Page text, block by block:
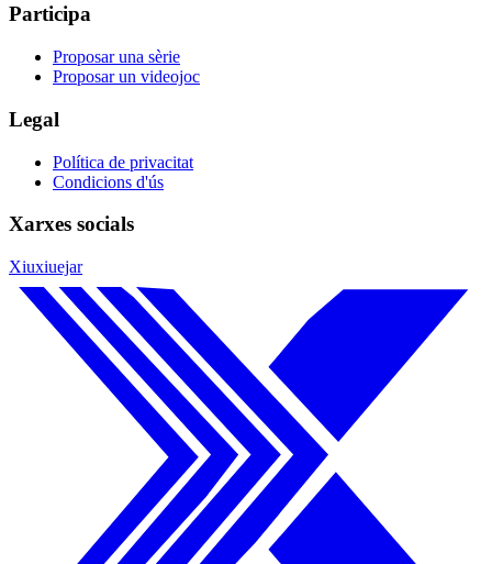
Participa
Proposar una sèrie
Proposar un videojoc
Legal
Política de privacitat
Condicions d'ús
Xarxes socials
Xiuxiuejar